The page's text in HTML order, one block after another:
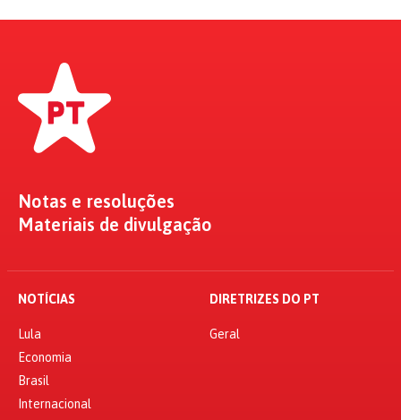
Notas e resoluções
Materiais de divulgação
NOTÍCIAS
Lula
Economia
Brasil
Internacional
DIRETRIZES DO PT
Geral